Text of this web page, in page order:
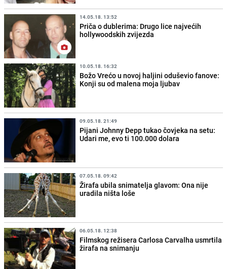
14.05.18. 13:52
Priča o dublerima: Drugo lice najvećih
hollywoodskih zvijezda
10.05.18. 16:32
Božo Vrećo u novoj haljini oduševio fanove:
Konji su od malena moja ljubav
09.05.18. 21:49
Pijani Johnny Depp tukao čovjeka na setu:
Udari me, evo ti 100.000 dolara
07.05.18. 09:42
Žirafa ubila snimatelja glavom: Ona nije
uradila ništa loše
06.05.18. 12:38
Filmskog režisera Carlosa Carvalha usmrtila
žirafa na snimanju